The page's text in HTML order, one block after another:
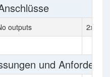
outputs
2x
und